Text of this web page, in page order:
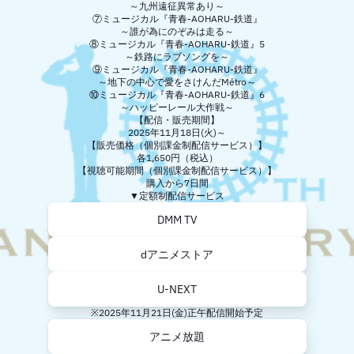
～九州遠征異常あり～
⑦ミュージカル『青春-AOHARU-鉄道』
～誰が為にのぞみは走る～
⑧ミュージカル『青春-AOHARU-鉄道』5
～鉄路にラブソングを～
⑨ミュージカル『青春-AOHARU-鉄道』
～地下の中心で愛をさけんだMétro～
⑩ミュージカル『青春-AOHARU-鉄道』6
～ハッピーレール大作戦～
【配信・販売期間】
2025年11月18日(火)～
【販売価格（個別課金制配信サービス）】
各1,650円（税込）
【視聴可能期間（個別課金制配信サービス）】
購入から7日間
▼定額制配信サービス
DMM TV
dアニメストア
U-NEXT
※2025年11月21日(金)正午配信開始予定
アニメ放題